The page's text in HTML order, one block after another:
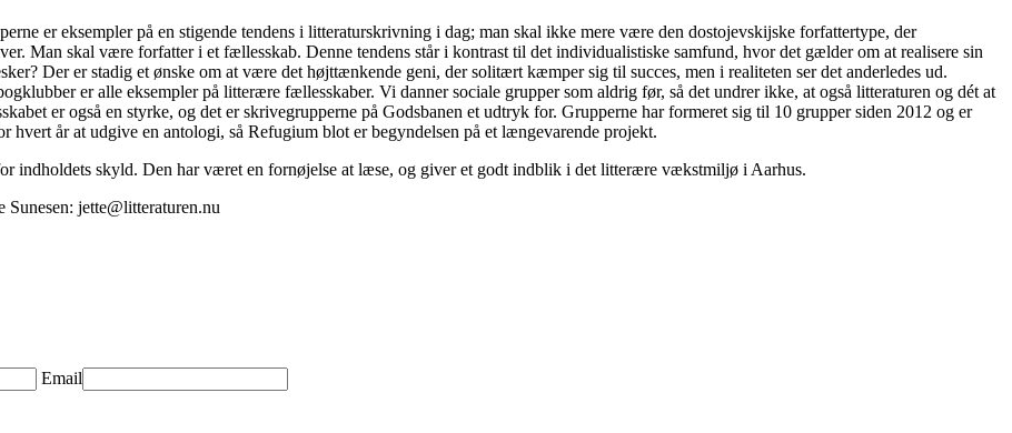
er eksempler på en stigende tendens i litteraturskrivning i dag; man skal ikke mere være den dostojevskijske forfattertype, der
Man skal være forfatter i et fællesskab. Denne tendens står i kontrast til det individualistiske samfund, hvor det gælder om at realisere sin
Der er stadig et ønske om at være det højttænkende geni, der solitært kæmper sig til succes, men i realiteten ser det anderledes ud.
er alle eksempler på litterære fællesskaber. Vi danner sociale grupper som aldrig før, så det undrer ikke, at også litteraturen og dét at
er også en styrke, og det er skrivegrupperne på Godsbanen et udtryk for. Grupperne har formeret sig til 10 grupper siden 2012 og er
hvert år at udgive en antologi, så Refugium blot er begyndelsen på et længevarende projekt.
indholdets skyld. Den har været en fornøjelse at læse, og giver et godt indblik i det litterære vækstmiljø i Aarhus.
Sunesen: jette@litteraturen.nu
Email